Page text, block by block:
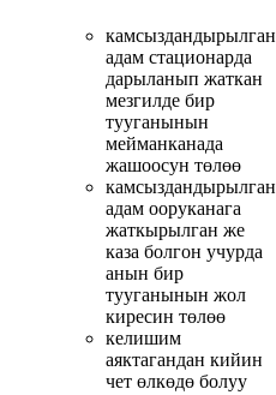
камсыздандырылган
адам стационарда
дарыланып жаткан
мезгилде бир
тууганынын
мейманканада
жашоосун төлөө
камсыздандырылган
адам ооруканага
жаткырылган же
каза болгон учурда
анын бир
тууганынын жол
киресин төлөө
келишим
аяктагандан кийин
чет өлкөдө болуу